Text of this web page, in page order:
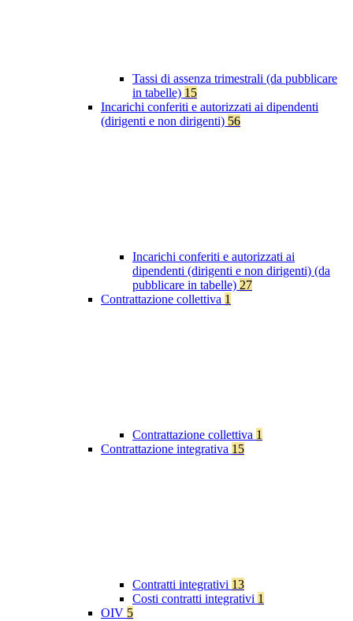
Tassi di assenza trimestrali (da pubblicare
in tabelle) 15
Incarichi conferiti e autorizzati ai dipendenti
(dirigenti e non dirigenti) 56
Incarichi conferiti e autorizzati ai
dipendenti (dirigenti e non dirigenti) (da
pubblicare in tabelle) 27
Contrattazione collettiva 1
Contrattazione collettiva 1
Contrattazione integrativa 15
Contratti integrativi 13
Costi contratti integrativi 1
OIV 5